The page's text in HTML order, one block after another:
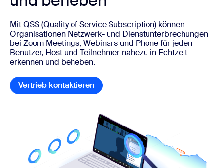
Mit QSS (Quality of Service Subscription) können
Organisationen Netzwerk- und Dienstunterbrechungen
bei Zoom Meetings, Webinars und Phone für jeden
Benutzer, Host und Teilnehmer nahezu in Echtzeit
erkennen und beheben.
Vertrieb kontaktieren